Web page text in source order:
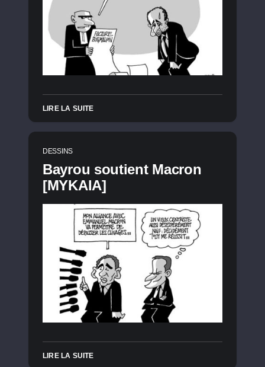
LIRE LA SUITE
DESSINS
Bayrou soutient Macron
[MYKAIA]
LIRE LA SUITE